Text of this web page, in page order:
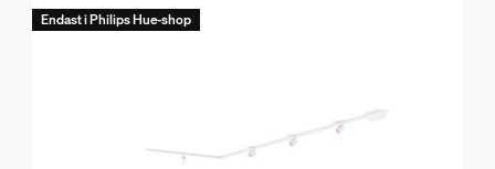
Endast i Philips Hue-shop